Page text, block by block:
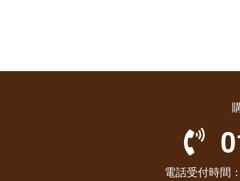
電話受付時間